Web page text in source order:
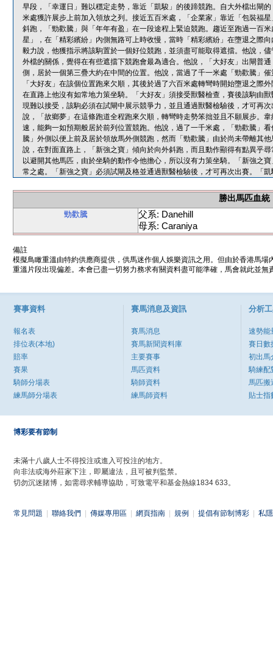
早段，「幸運日」難以穩定走勢，靠近「凱駿」的後蹄競跑。自大外檔出閘
米處獲許展步上前加入領放之列。接近五百米處，「企業家」靠近「包裝福
斜跑，「勁歡騰」與「年年有盈」在一段途程上緊迫競跑。趨近至跑過一百
星」，在「精彩繽紛」內側無路可上時收慢，當時「精彩繽紛」在墮退之際
毅力說，他獲指示將該駒置於一個好位競跑，並須盡可能取得遮擋。他說，
外檔的關係，覺得在有些遮擋下競跑會最為適合。他說，「大好友」出閘普
側，居於一個第三疊大約在中間的位置。他說，當過了千一米處「勁歡騰」
「大好友」在該個位置跑來欠順，其後於過了六百米處轉彎時開始墮退之際
在直路上他沒有如常地力策坐騎。「大好友」須接受獸醫檢查，賽後該駒由
現難以接受，該駒必須在試閘中展示競爭力，並且通過獸醫檢驗後，才可再
說，「故鄉夢」在這條跑道全程跑來欠順，轉彎時走勢笨拙並且不願展步。
速，能夠一如預期般居於前列位置競跑。他說，過了一千米處，「勁歡騰」
騰」外側以便上前及居於領放馬外側競跑，然而「勁歡騰」由於尚未帶離其
說，在對面直路上，「新強之寶」傾向於向外斜跑，而且動作顯得有點異乎
以避開其他馬匹，由於坐騎的動作令他擔心，所以沒有力策坐騎。「新強之
常之處。「新強之寶」必須試閘及格並通過獸醫檢驗後，才可再次出賽。「
勝出馬匹血統
勁歡騰
父系: Danehill
母系: Caraniya
備註
模擬鳥瞰重溫由特約供應商提供，供馬迷作個人娛樂資訊之用。但由於香港馬
重溫片段出現偏差。本會已盡一切努力務求有關資料盡可能準確，馬會就此並
賽事資料
報名表
排位表(本地)
賠率
賽果
騎師分場表
練馬師分場表
賽馬消息及資訊
賽馬消息
賽馬新聞資料庫
主要賽事
馬匹資料
騎師資料
練馬師資料
分析
速勢能
賽日數
初出馬
騎練配
馬匹搬
貼士指
博彩要有節制
未滿十八歲人士不得投注或進入可投注的地方。
向非法或海外莊家下注，即屬違法，且可被判監禁。
切勿沉迷賭博，如需尋求輔導協助，可致電平和基金熱線1834 633。
常見問題 聯絡我們 傳媒專用區 網頁指南 規例 提倡有節制博彩 私